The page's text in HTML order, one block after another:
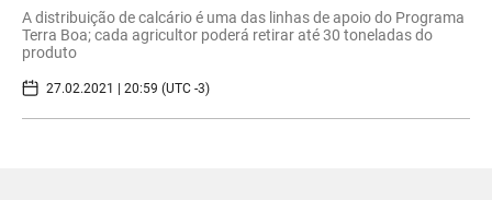
A distribuição de calcário é uma das linhas de apoio do Programa
Terra Boa; cada agricultor poderá retirar até 30 toneladas do
produto
27.02.2021 | 20:59 (UTC -3)